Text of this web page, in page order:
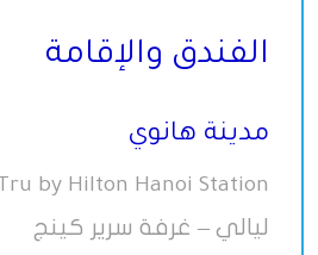
الفندق والإقامة
مدينة هانوي
Tru by Hilton Hanoi Station
ليالي – غرفة سرير كينج